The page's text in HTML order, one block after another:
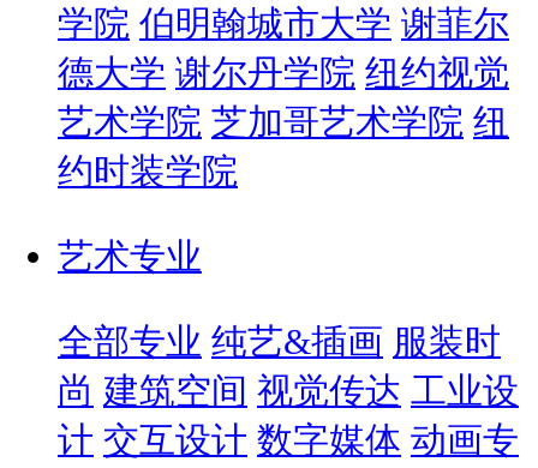
学院 伯明翰城市大学 谢菲尔
德大学 谢尔丹学院 纽约视觉
艺术学院 芝加哥艺术学院 纽
约时装学院
艺术专业
全部专业 纯艺&插画 服装时
尚 建筑空间 视觉传达 工业设
计 交互设计 数字媒体 动画专